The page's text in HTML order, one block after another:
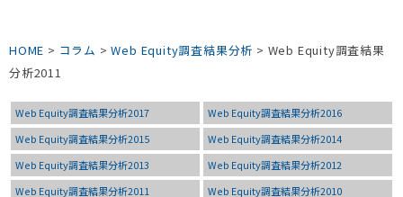
HOME > コラム >Web Equity調査結果分析 > Web Equity調査結果
分析2011
Web Equity調査結果分析2017
Web Equity調査結果分析2016
Web Equity調査結果分析2015
Web Equity調査結果分析2014
Web Equity調査結果分析2013
Web Equity調査結果分析2012
Web Equity調査結果分析2011
Web Equity調査結果分析2010